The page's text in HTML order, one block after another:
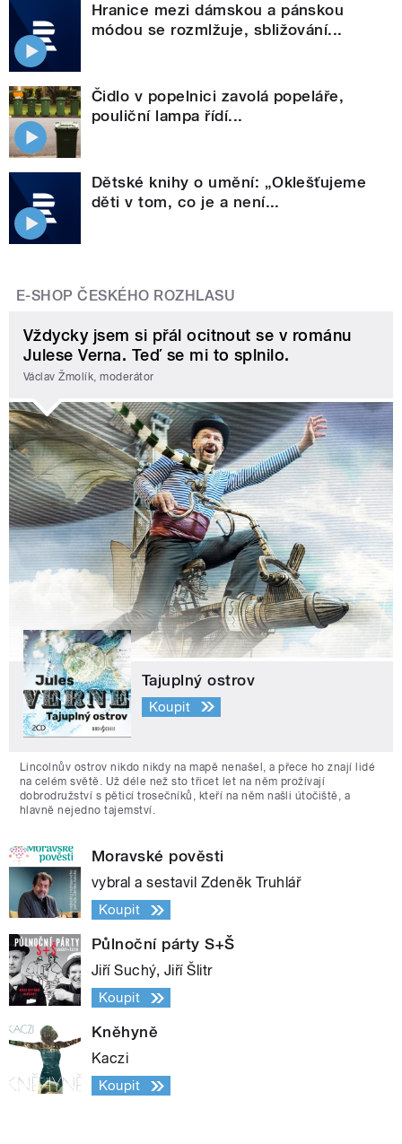
Hranice mezi dámskou a pánskou
módou se rozmlžuje, sbližování...
Čidlo v popelnici zavolá popeláře,
pouliční lampa řídí...
Dětské knihy o umění: „Oklešťujeme
děti v tom, co je a není...
E-SHOP ČESKÉHO ROZHLASU
Vždycky jsem si přál ocitnout se v románu
Julese Verna. Teď se mi to splnilo.
Václav Žmolík, moderátor
Tajuplný ostrov
Koupit
Lincolnův ostrov nikdo nikdy na mapě nenašel, a přece ho znají lidé
na celém světě. Už déle než sto třicet let na něm prožívají
dobrodružství s pěticí trosečníků, kteří na něm našli útočiště, a
hlavně nejedno tajemství.
Moravské pověsti
vybral a sestavil Zdeněk Truhlář
Koupit
Půlnoční párty S+Š
Jiří Suchý, Jiří Šlitr
Koupit
Kněhyně
Kaczi
Koupit